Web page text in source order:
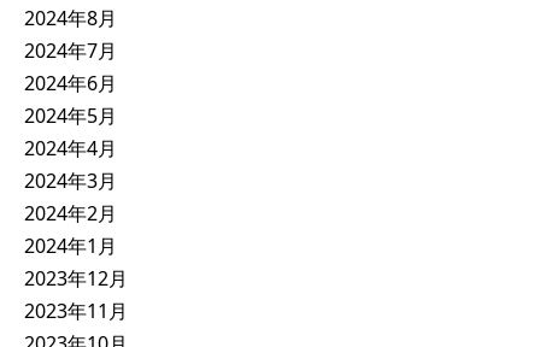
2024年8月
2024年7月
2024年6月
2024年5月
2024年4月
2024年3月
2024年2月
2024年1月
2023年12月
2023年11月